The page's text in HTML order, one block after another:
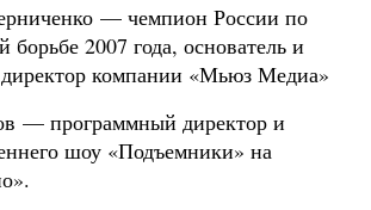
— чемпион России по
борьбе 2007 года, основатель и
компании «Мьюз Медиа»
— программный директор и
шоу «Подъемники» на